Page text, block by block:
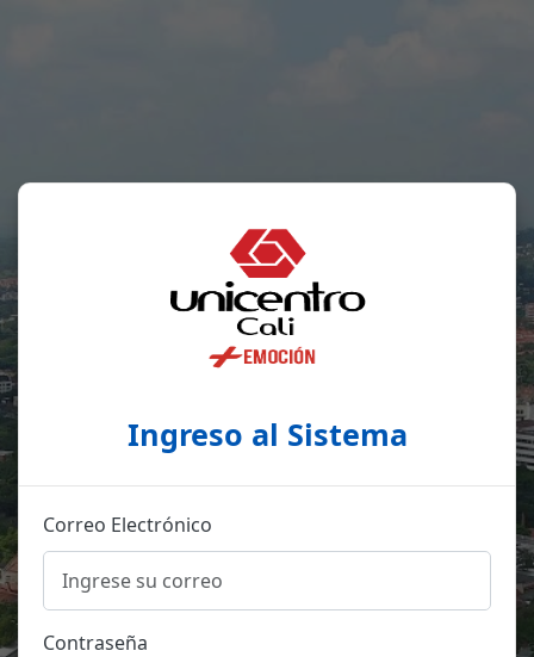
Ingreso al Sistema
Correo Electrónico
Contraseña